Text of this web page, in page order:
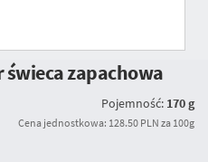
zapachowa
Pojemność: 170 g
Cena jednostkowa: 128.50 PLN za 100g